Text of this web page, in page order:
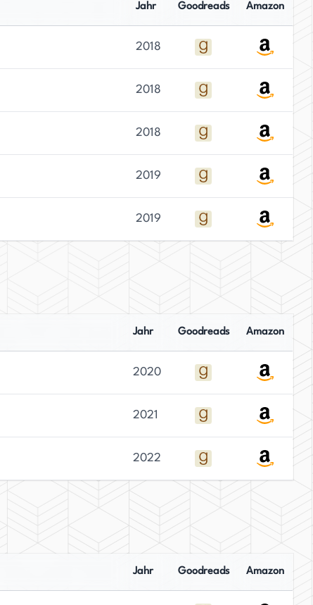
Jahr Goodreads Amazon
2018
2018
2018
2019
2019
Jahr Goodreads Amazon
2020
2021
2022
Jahr Goodreads Amazon